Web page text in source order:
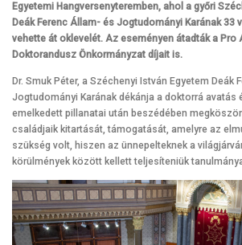
Egyetemi Hangversenyteremben, ahol a győri
Deák Ferenc Állam- és Jogtudományi Karának 33
vehette át oklevelét. Az eseményen átadták a Pro
Doktorandusz Önkormányzat díjait is.
Dr. Smuk Péter, a Széchenyi István Egyetem Deák
Jogtudományi Karának dékánja a doktorrá avatás
emelkedett pillanatai után beszédében
családjaik kitartását, támogatását, amelyre az
szükség volt, hiszen az ünnepelteknek a
körülmények között kellett teljesíteniük